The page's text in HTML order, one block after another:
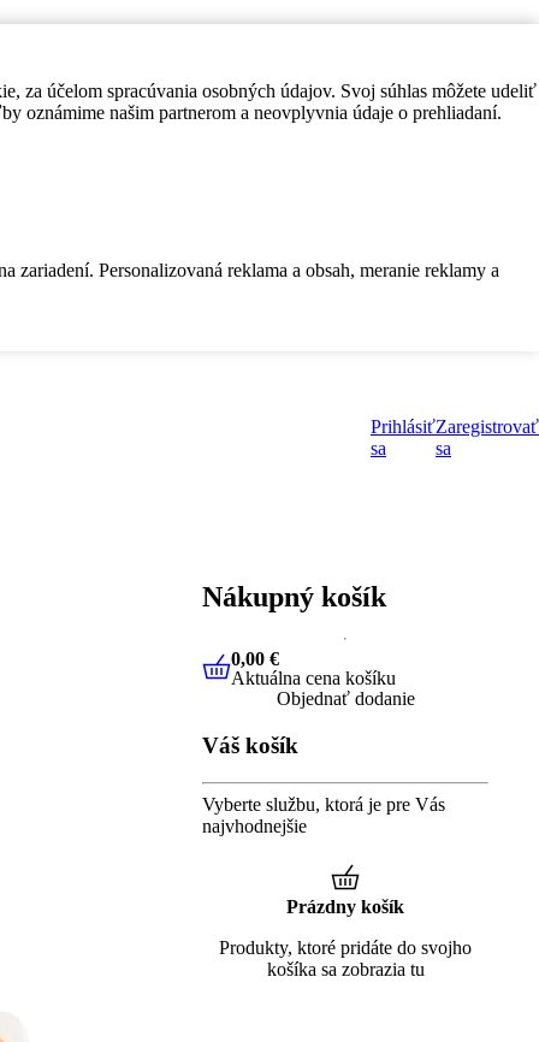
za účelom spracúvania osobných údajov. Svoj súhlas môžete udeliť
oznámime našim partnerom a neovplyvnia údaje o prehliadaní.
Personalizovaná reklama a obsah, meranie reklamy a
Prihlásiť
sa
Zaregistrovať
sa
Nákupný košík
0,00 €Aktuálna cena košíku
0,00 €
Aktuálna cena košíku
Objednať dodanie
Váš košík
Vyberte službu, ktorá je pre Vás
najvhodnejšie
Prázdny košík
Produkty, ktoré pridáte do svojho
košíka sa zobrazia tu